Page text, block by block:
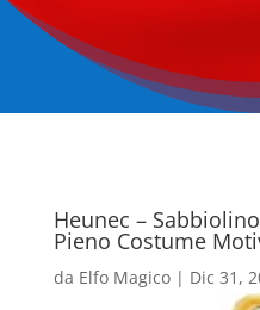
Heunec –
Pieno Costume
da Elfo Magico| Dic 31,